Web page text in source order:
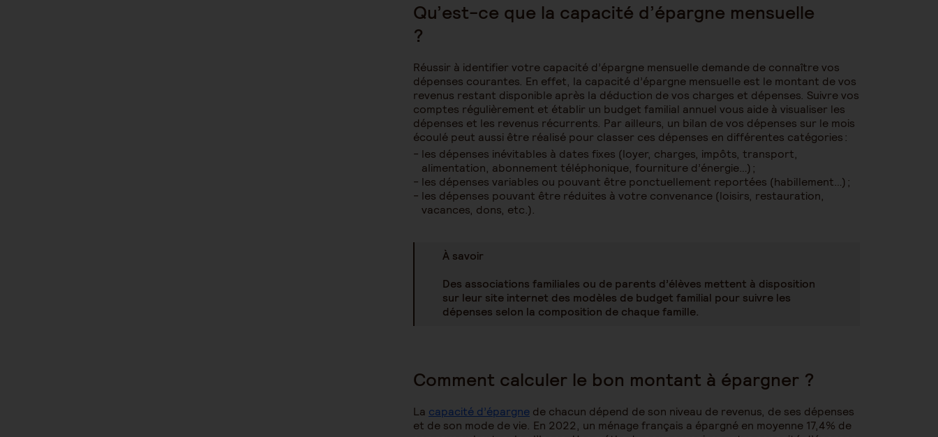
Qu’est-ce que la capacité d’épargne mensuelle
?
Réussir à identifier votre capacité d’épargne mensuelle demande de connaître vos
dépenses courantes. En effet, la capacité d’épargne mensuelle est le montant de vos
revenus restant disponible après la déduction de vos charges et dépenses. Suivre vos
comptes régulièrement et établir un budget familial annuel vous aide à visualiser les
dépenses et les revenus récurrents. Par ailleurs, un bilan de vos dépenses sur le mois
écoulé peut aussi être réalisé pour classer ces dépenses en différentes catégories :
les dépenses inévitables à dates fixes (loyer, charges, impôts, transport,
alimentation, abonnement téléphonique, fourniture d’énergie…) ;
les dépenses variables ou pouvant être ponctuellement reportées (habillement…) ;
les dépenses pouvant être réduites à votre convenance (loisirs, restauration,
vacances, dons, etc.).
À savoir
Des associations familiales ou de parents d’élèves mettent à disposition
sur leur site internet des modèles de budget familial pour suivre les
dépenses selon la composition de chaque famille.
Comment calculer le bon montant à épargner ?
La capacité d’épargne de chacun dépend de son niveau de revenus, de ses dépenses
et de son mode de vie. En 2022, un ménage français a épargné en moyenne 17,4% de